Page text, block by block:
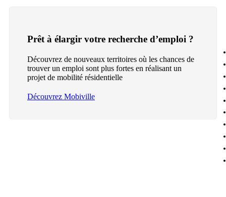
Prêt à élargir votre recherche d’emploi ?
Découvrez de nouveaux territoires où les chances de
trouver un emploi sont plus fortes en réalisant un
projet de mobilité résidentielle
Découvrez Mobiville